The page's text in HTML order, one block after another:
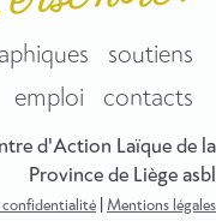
soutiens
emploi
contacts
d'Action Laïque de la
Province de Liège asbl
confidentialité Mentions légales